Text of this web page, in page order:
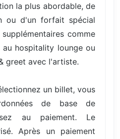
la plus abordable, de
ou d'un forfait spécial
comme
hospitality lounge ou
greet avec l'artiste.
un billet, vous
de base de
au paiement. Le
Après un paiement